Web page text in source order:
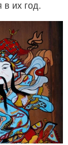
в их год.